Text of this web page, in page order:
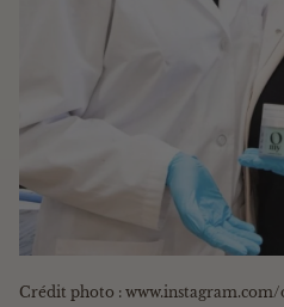
Crédit photo :